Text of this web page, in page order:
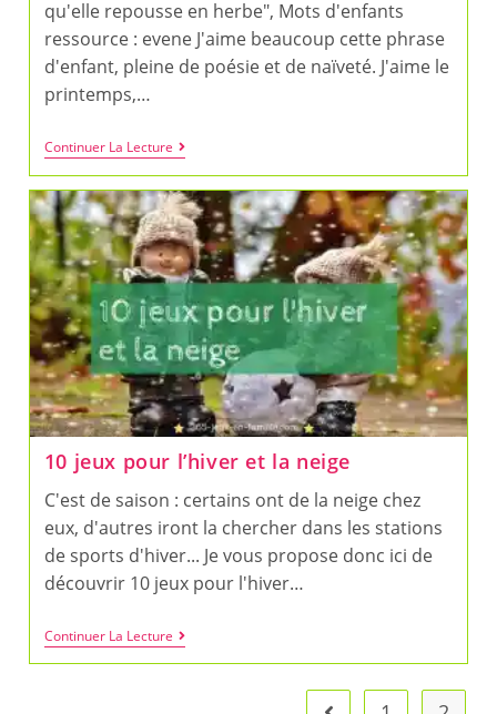
qu'elle repousse en herbe", Mots d'enfants
ressource : evene J'aime beaucoup cette phrase
d'enfant, pleine de poésie et de naïveté. J'aime le
printemps,…
Continuer La Lecture12
Jeux
Gratuits
À
Imprimer
Pour
Le
Printemps
10 jeux pour l’hiver et la neige
C'est de saison : certains ont de la neige chez
eux, d'autres iront la chercher dans les stations
de sports d'hiver... Je vous propose donc ici de
découvrir 10 jeux pour l'hiver…
Continuer La Lecture10
Jeux
Pour